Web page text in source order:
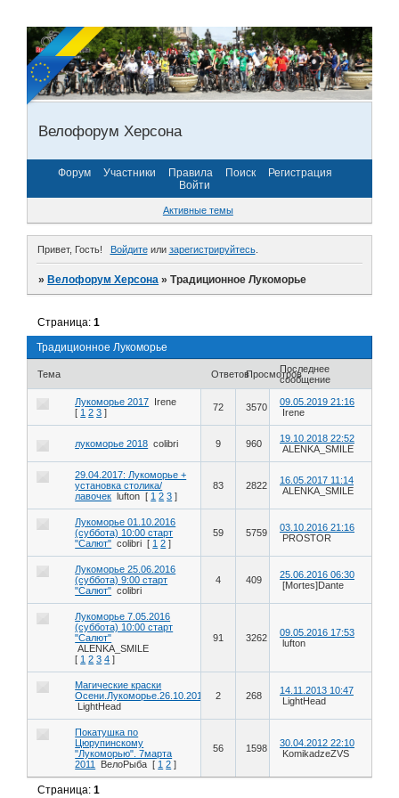
Велофорум Херсона
Форум Участники Правила Поиск
Регистрация
Войти
Активные темы
Привет, Гость! Войдитеили зарегистрируйтесь.
»Велофорум Херсона »Традиционное Лукоморье
Традиционное Лукоморье
Страница:1
Тема ОтветовПросмотровПоследнее
сообщение
Лукоморье 2017
Irene
[ 1 2 3 ] 72 3570
09.05.2019 21:16
Irene
лукоморье 2018 colibri 9 960
19.10.2018 22:52
ALENKA_SMILE
29.04.2017: Лукоморье +
установка столика/
лавочек
lufton [ 1 2 3 ]
83 2822
16.05.2017 11:14
ALENKA_SMILE
Лукоморье 01.10.2016
(суббота) 10:00 старт
"Салют" colibri [ 1 2 ]
59 5759
03.10.2016 21:16
PROSTOR
Лукоморье 25.06.2016
(суббота) 9:00 старт
"Салют" colibri
4 409
25.06.2016 06:30
[Mortes]Dante
Лукоморье 7.05.2016
(суббота) 10:00 старт
"Салют"
ALENKA_SMILE
[ 1 2 3 4 ]
91 3262
09.05.2016 17:53
lufton
Магические краски
Осени.Лукоморье.26.10.2013
LightHead
2 268
14.11.2013 10:47
LightHead
Покатушка по
Цюрупинскому
"Лукоморью". 7марта
2011
ВелоРыба [ 1 2 ]
56 1598
30.04.2012 22:10
KomikadzeZVS
Страница:1